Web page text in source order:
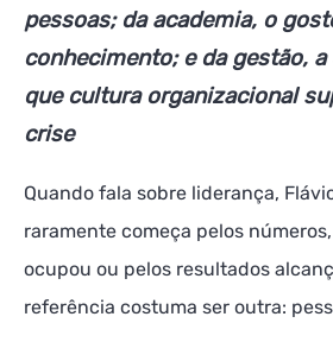
pessoas; da academia, o
conhecimento; e da gestão,
que cultura organizacional
crise
Quando fala sobre liderança,
raramente começa pelos
ocupou ou pelos resultados
referência costuma ser outra: